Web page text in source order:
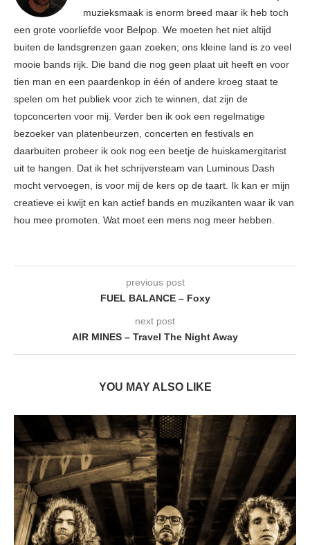
muzieksmaak is enorm breed maar ik heb toch
een grote voorliefde voor Belpop. We moeten het niet altijd
buiten de landsgrenzen gaan zoeken; ons kleine land is zo veel
mooie bands rijk. Die band die nog geen plaat uit heeft en voor
tien man en een paardenkop in één of andere kroeg staat te
spelen om het publiek voor zich te winnen, dat zijn de
topconcerten voor mij. Verder ben ik ook een regelmatige
bezoeker van platenbeurzen, concerten en festivals en
daarbuiten probeer ik ook nog een beetje de huiskamergitarist
uit te hangen. Dat ik het schrijversteam van Luminous Dash
mocht vervoegen, is voor mij de kers op de taart. Ik kan er mijn
creatieve ei kwijt en kan actief bands en muzikanten waar ik van
hou mee promoten. Wat moet een mens nog meer hebben.
previous post
FUEL BALANCE – Foxy
next post
AIR MINES – Travel The Night Away
YOU MAY ALSO LIKE